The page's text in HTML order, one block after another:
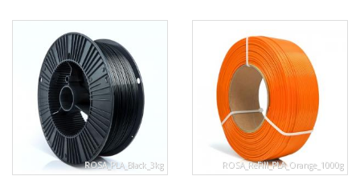
ROSA_PLA_Black_3kg ROSA_ReFill_PLA_Orange_1000g